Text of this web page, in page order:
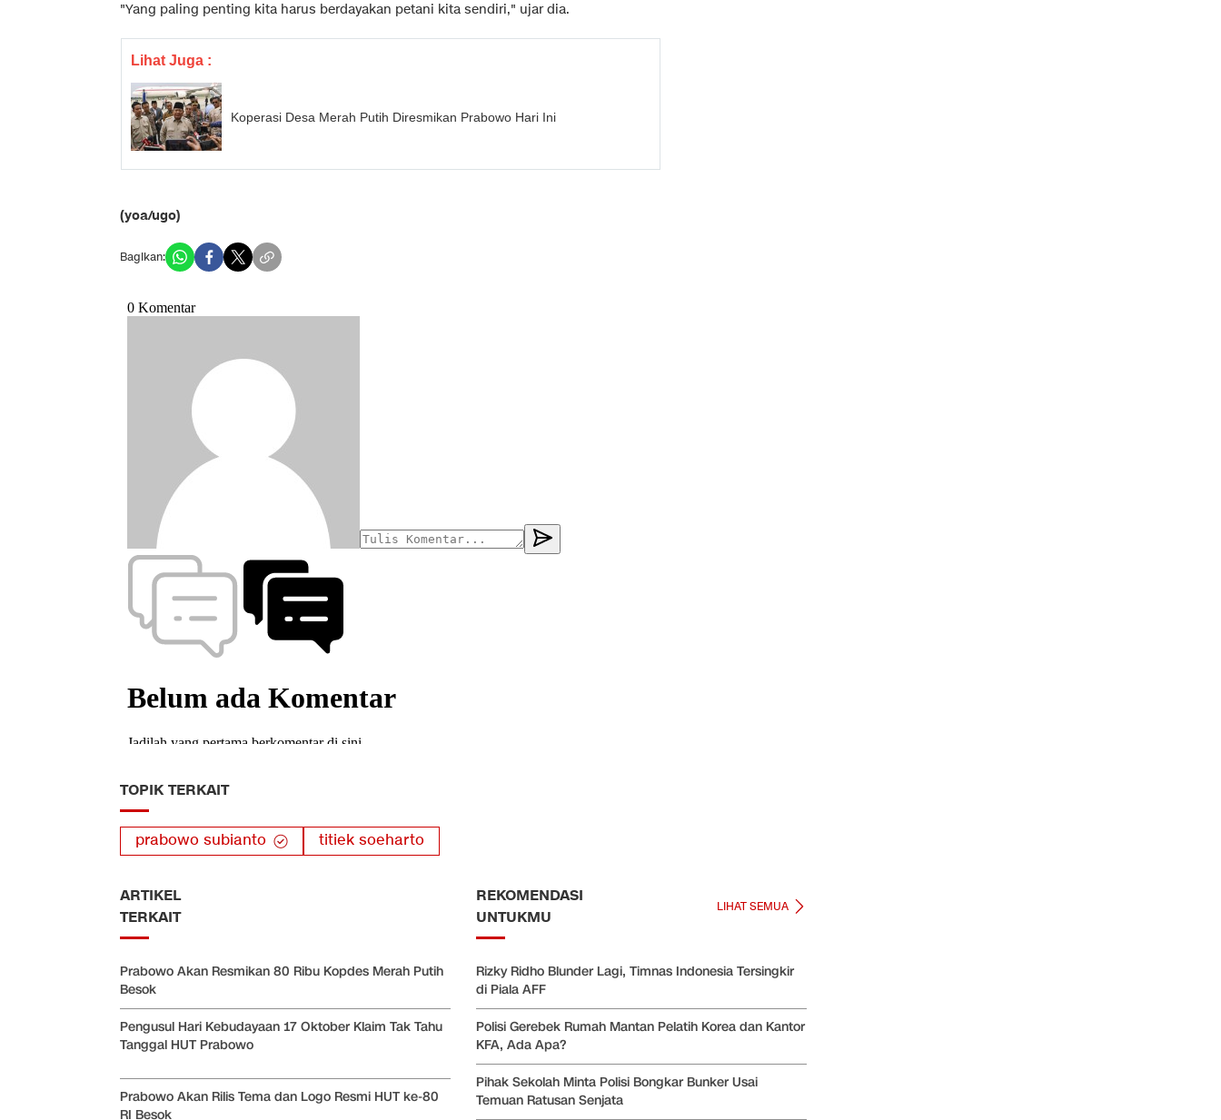
"Yang paling penting kita harus berdayakan petani kita sendiri," ujar dia.
Lihat Juga :
Koperasi Desa Merah Putih Diresmikan Prabowo Hari Ini
(yoa/ugo)
Bagikan:
TOPIK TERKAIT
prabowo subianto titiek soeharto
ARTIKEL
TERKAIT
Prabowo Akan Resmikan 80 Ribu Kopdes Merah Putih
Besok
Pengusul Hari Kebudayaan 17 Oktober Klaim Tak Tahu
Tanggal HUT Prabowo
Prabowo Akan Rilis Tema dan Logo Resmi HUT ke-80
RI Besok
REKOMENDASI
UNTUKMU
LIHAT SEMUA
Rizky Ridho Blunder Lagi, Timnas Indonesia Tersingkir
di Piala AFF
Polisi Gerebek Rumah Mantan Pelatih Korea dan Kantor
KFA, Ada Apa?
Pihak Sekolah Minta Polisi Bongkar Bunker Usai
Temuan Ratusan Senjata